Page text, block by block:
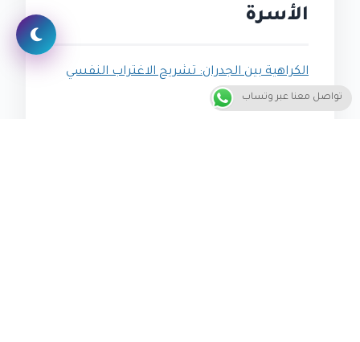
الأسرة
الكراهية بين الجدران: تشريح الاغتراب النفسي
داخل الأسرة
تواصل معنا عبر وتساب